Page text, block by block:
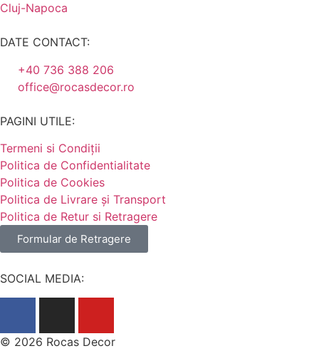
Cluj-Napoca
DATE CONTACT:
+40 736 388 206
office@rocasdecor.ro
PAGINI UTILE:
Termeni si Condiții
Politica de Confidentialitate
Politica de Cookies
Politica de Livrare și Transport
Politica de Retur si Retragere
Formular de Retragere
SOCIAL MEDIA:
© 2026 Rocas Decor